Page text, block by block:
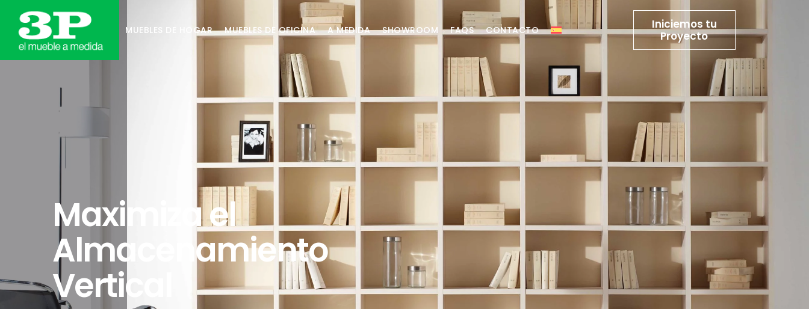
MUEBLES DE HOGAR MUEBLES DE OFICINA A MEDIDA SHOWROOM FAQS CONTACTO
Iniciemos tu
Proyecto
Maximiza el
Almacenamiento
Vertical